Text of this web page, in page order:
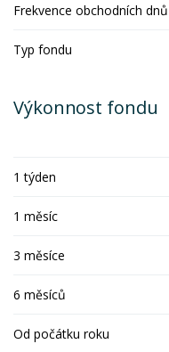
Frekvence obchodních dnů
Typ fondu
Výkonnost fondu
1 týden
1 měsíc
3 měsíce
6 měsíců
Od počátku roku